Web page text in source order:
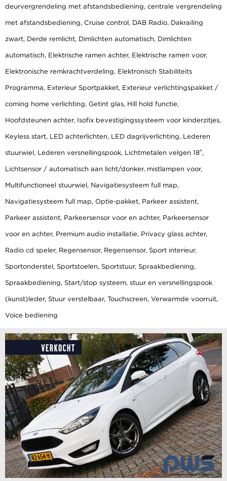
deurvergrendeling met afstandsbediening, centrale vergrendeling
met afstandsbediening, Cruise control, DAB Radio, Dakrailing
zwart, Derde remlicht, Dimlichten automatisch, Dimlichten
automatisch, Elektrische ramen achter, Elektrische ramen voor,
Elektronische remkrachtverdeling, Elektronisch Stabiliteits
Programma, Exterieur Sportpakket, Exterieur verlichtingspakket /
coming home verlichting, Getint glas, Hill hold functie,
Hoofdsteunen achter, Isofix bevestigingssysteem voor kinderzitjes,
Keyless start, LED achterlichten, LED dagrijverlichting, Lederen
stuurwiel, Lederen versnellingspook, Lichtmetalen velgen 18″,
Lichtsensor / automatisch aan licht/donker, mistlampen voor,
Multifunctioneel stuurwiel, Navigatiesysteem full map,
Navigatiesysteem full map, Optie-pakket, Parkeer assistent,
Parkeer assistent, Parkeersensor voor en achter, Parkeersensor
voor en achter, Premium audio installatie, Privacy glass achter,
Radio cd speler, Regensensor, Regensensor, Sport interieur,
Sportonderstel, Sportstoelen, Sportstuur, Spraakbediening,
Spraakbediening, Start/stop systeem, stuur en versnellingspook
(kunst)leder, Stuur verstelbaar, Touchscreen, Verwarmde voorruit,
Voice bediening